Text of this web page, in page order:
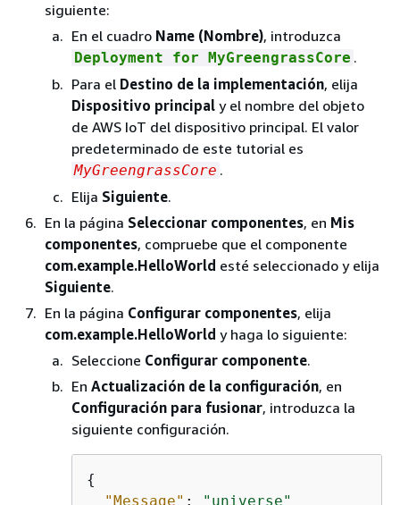
siguiente:
En el cuadro Name (Nombre), introduzca
Deployment for MyGreengrassCore .
Para el Destino de la implementación, elija
Dispositivo principal y el nombre del objeto
de AWS IoT del dispositivo principal. El valor
predeterminado de este tutorial es
MyGreengrassCore .
Elija Siguiente.
En la página Seleccionar componentes, en Mis
componentes, compruebe que el componente
com.example.HelloWorld esté seleccionado y elija
Siguiente.
En la página Configurar componentes, elija
com.example.HelloWorld y haga lo siguiente:
Seleccione Configurar componente.
En Actualización de la configuración, en
Configuración para fusionar, introduzca la
siguiente configuración.
{
"Message" :
"universe"